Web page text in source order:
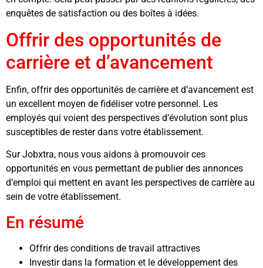
enquêtes de satisfaction ou des boîtes à idées.
Offrir des opportunités de
carrière et d’avancement
Enfin, offrir des opportunités de carrière et d’avancement est
un excellent moyen de fidéliser votre personnel. Les
employés qui voient des perspectives d’évolution sont plus
susceptibles de rester dans votre établissement.
Sur Jobxtra, nous vous aidons à promouvoir ces
opportunités en vous permettant de publier des annonces
d’emploi qui mettent en avant les perspectives de carrière au
sein de votre établissement.
En résumé
Offrir des conditions de travail attractives
Investir dans la formation et le développement des